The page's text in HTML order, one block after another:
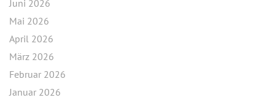
Juni 2026
Mai 2026
April 2026
März 2026
Februar 2026
Januar 2026